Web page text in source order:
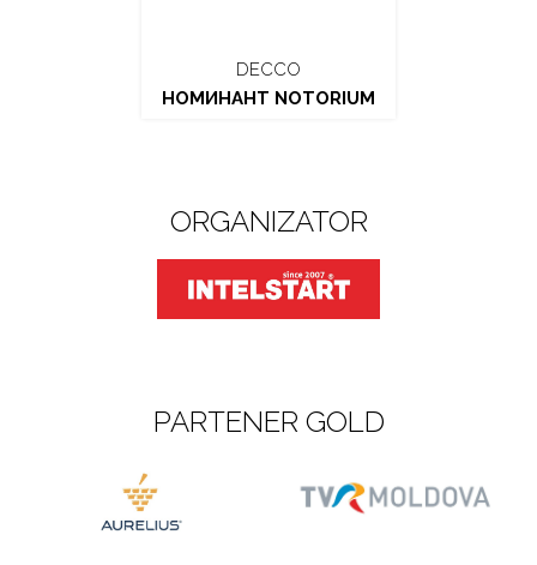
DECCO
НОМИНАНТ NOTORIUM
ORGANIZATOR
PARTENER GOLD